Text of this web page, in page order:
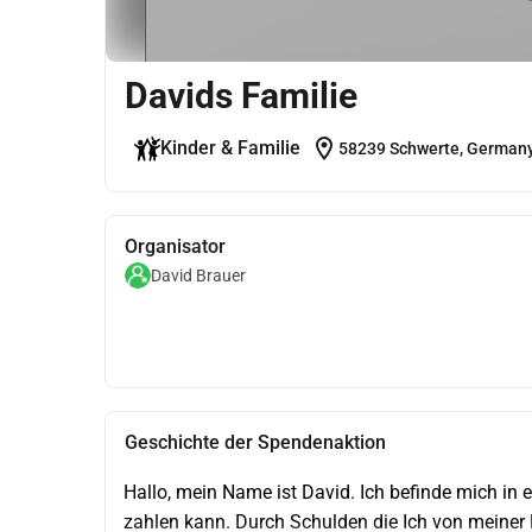
Davids Familie
Kinder & Familie location_on 58239 Schwerte,
Organisator
David Brauer
Geschichte der Spendenaktion
Hallo, mein Name ist David. Ich befinde mich in
zahlen kann. Durch Schulden die Ich von